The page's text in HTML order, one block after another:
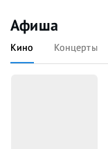
Афиша
Кино Концерты